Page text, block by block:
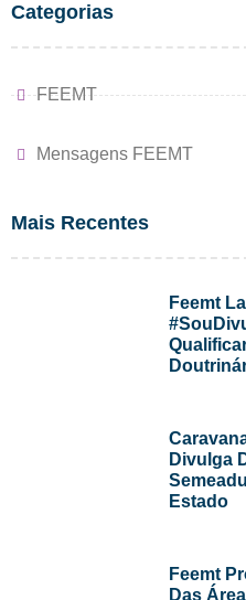
Categorias
FEEMT
Mensagens FEEMT
Mais Recentes
Feemt
Divulga
Estado
Feemt
Das